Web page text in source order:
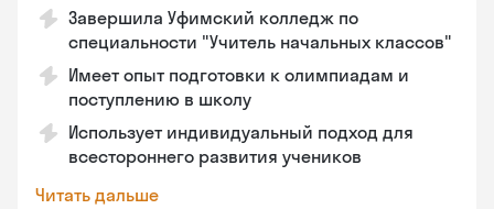
Завершила Уфимский колледж по
специальности "Учитель начальных классов"
Имеет опыт подготовки к олимпиадам и
поступлению в школу
Использует индивидуальный подход для
всестороннего развития учеников
Читать дальше